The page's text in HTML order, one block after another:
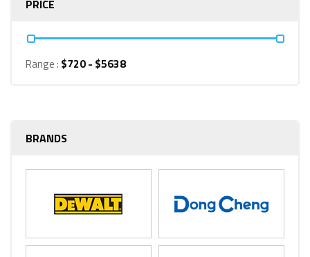
PRICE
Range : $720 - $5638
BRANDS